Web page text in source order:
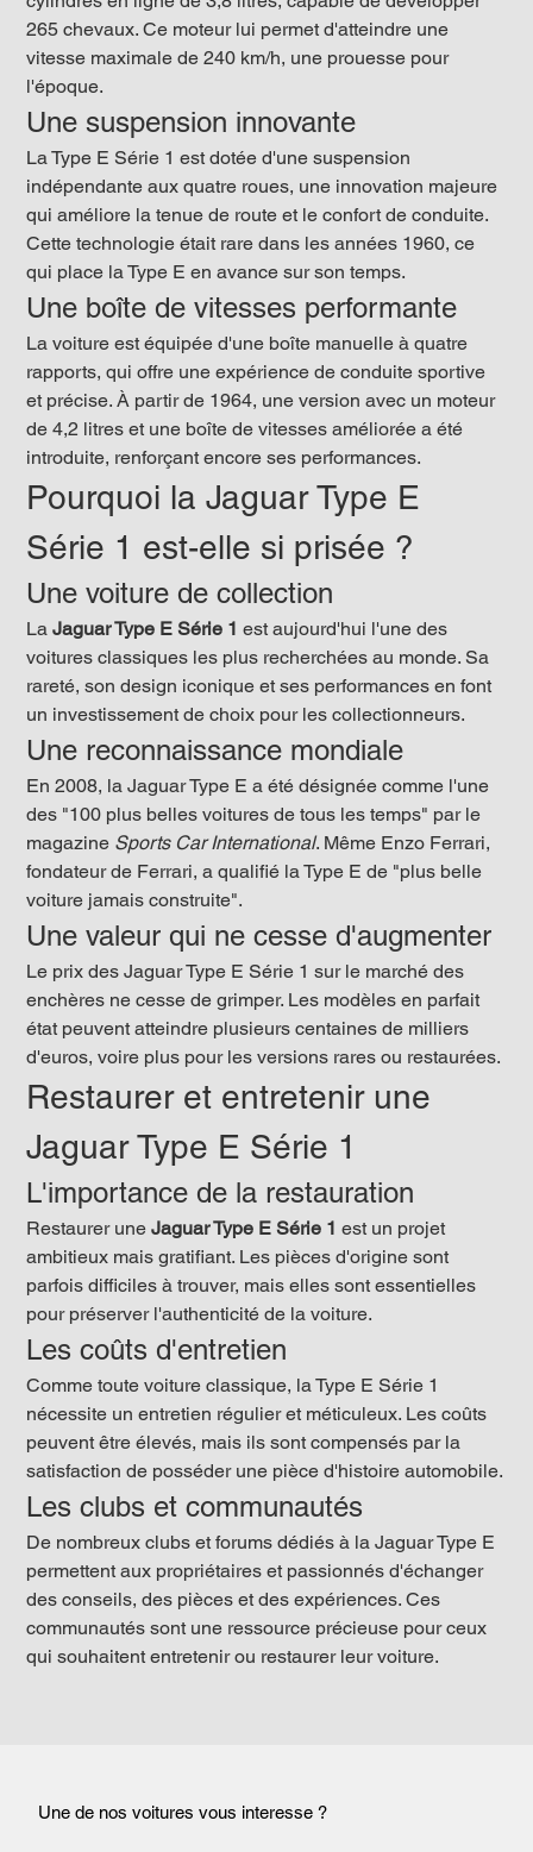
265 chevaux. Ce moteur lui permet d'atteindre une
vitesse maximale de 240 km/h, une prouesse pour
l'époque.
Une suspension innovante
La Type E Série 1 est dotée d'une suspension
indépendante aux quatre roues, une innovation majeure
qui améliore la tenue de route et le confort de conduite.
Cette technologie était rare dans les années 1960, ce
qui place la Type E en avance sur son temps.
Une boîte de vitesses performante
La voiture est équipée d'une boîte manuelle à quatre
rapports, qui offre une expérience de conduite sportive
et précise. À partir de 1964, une version avec un moteur
de 4,2 litres et une boîte de vitesses améliorée a été
introduite, renforçant encore ses performances.
Pourquoi la Jaguar Type E
Série 1 est-elle si prisée ?
Une voiture de collection
La Jaguar Type E Série 1 est aujourd'hui l'une des
voitures classiques les plus recherchées au monde. Sa
rareté, son design iconique et ses performances en font
un investissement de choix pour les collectionneurs.
Une reconnaissance mondiale
En 2008, la Jaguar Type E a été désignée comme l'une
des "100 plus belles voitures de tous les temps" par le
magazine Sports Car International. Même Enzo Ferrari,
fondateur de Ferrari, a qualifié la Type E de "plus belle
voiture jamais construite".
Une valeur qui ne cesse d'augmenter
Le prix des Jaguar Type E Série 1 sur le marché des
enchères ne cesse de grimper. Les modèles en parfait
état peuvent atteindre plusieurs centaines de milliers
d'euros, voire plus pour les versions rares ou restaurées.
Restaurer et entretenir une
Jaguar Type E Série 1
L'importance de la restauration
Restaurer une Jaguar Type E Série 1 est un projet
ambitieux mais gratifiant. Les pièces d'origine sont
parfois difficiles à trouver, mais elles sont essentielles
pour préserver l'authenticité de la voiture.
Les coûts d'entretien
Comme toute voiture classique, la Type E Série 1
nécessite un entretien régulier et méticuleux. Les coûts
peuvent être élevés, mais ils sont compensés par la
satisfaction de posséder une pièce d'histoire automobile.
Les clubs et communautés
De nombreux clubs et forums dédiés à la Jaguar Type E
permettent aux propriétaires et passionnés d'échanger
des conseils, des pièces et des expériences. Ces
communautés sont une ressource précieuse pour ceux
qui souhaitent entretenir ou restaurer leur voiture.
Une de nos voitures vous interesse ?